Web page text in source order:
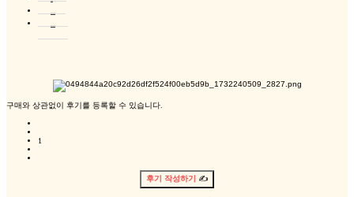
구매와 상관없이 후기를 등록할 수 있습니다.
1
후기 작성하기 ✍️